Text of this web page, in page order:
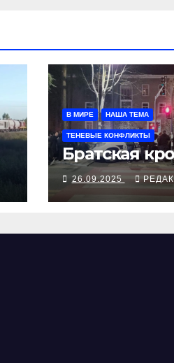
В МИРЕ НАША ТЕМА
ТЕНЕВЫЕ КОНФЛИКТЫ
Братская
26.09.2025